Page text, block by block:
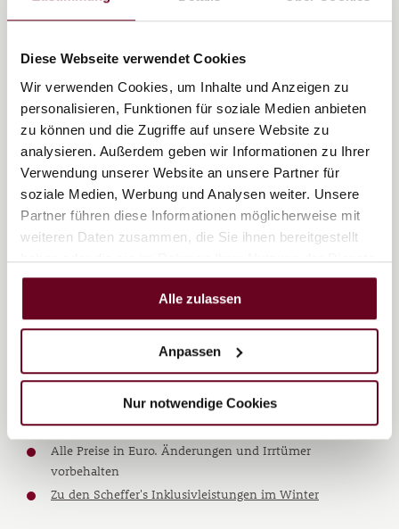
Diese Webseite verwendet Cookies
Wir verwenden Cookies, um Inhalte und Anzeigen zu
personalisieren, Funktionen für soziale Medien anbieten
zu können und die Zugriffe auf unsere Website zu
analysieren. Außerdem geben wir Informationen zu Ihrer
Verwendung unserer Website an unsere Partner für
soziale Medien, Werbung und Analysen weiter. Unsere
Partner führen diese Informationen möglicherweise mit
weiteren Daten zusammen, die Sie ihnen bereitgestellt
haben oder die sie im Rahmen Ihrer Nutzung der Dienste
gesammelt haben.
Alle zulassen
Anpassen
Nur notwendige Cookies
Zur Anfrage
BUCHUNGSINFO WINTER
Angegebene Preise sind Preisbeispiele und verstehen
sich , soweit nicht anders angegeben, pro Person und
Verbindliche Preise entnehmen Sie bitte der Online-
Buchung oder Ihrem persönlichen Angebot.
Österreichischem Hotelreglement
Kinder im Zimmer der Eltern bis 5 Jahre frei | 6-10 Jahre
€ 66,- | 11-15 Jahre € 77,-
Hunde sind nur im Landhaus erlaubt € 15,- pro Tag
Alle Preise in Euro. Änderungen und Irrtümer
vorbehalten
Zu den Scheffer's Inklusivleistungen im Winter